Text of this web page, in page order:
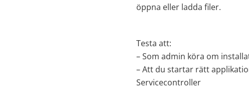
öppna eller ladda filer.
Testa att:
– Som admin köra om
– Att du startar rätt
Servicecontroller